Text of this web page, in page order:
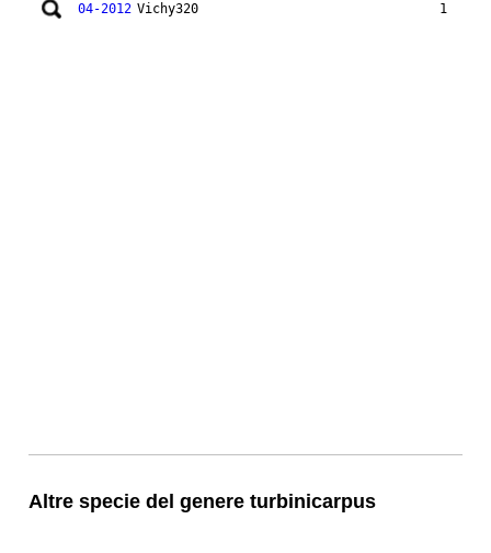
04-2012 Vichy320 1
Altre specie del genere turbinicarpus